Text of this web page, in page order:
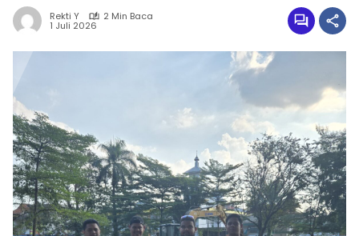
Rekti Y 2 Min Baca
1 Juli 2026